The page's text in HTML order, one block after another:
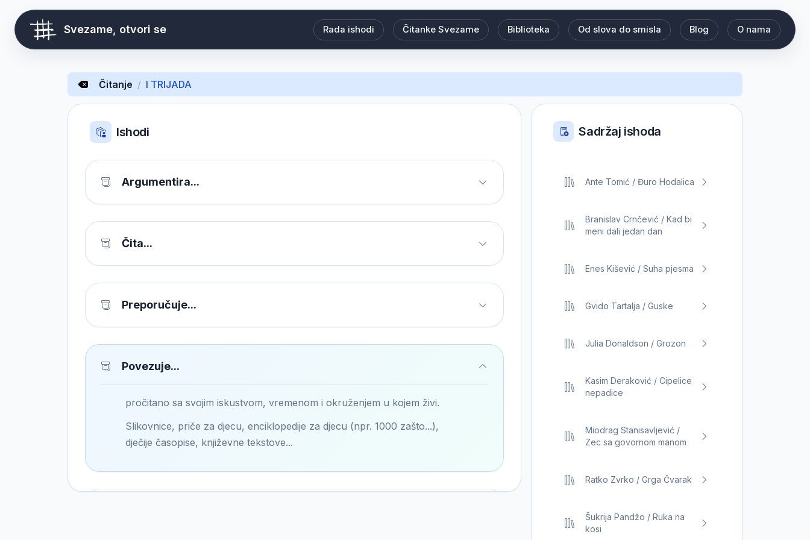
Svezame, otvori se Rada ishodi Čitanke Svezame Biblioteka Od slova do smisla Blog O nama
Čitanje / I TRIJADA
Ishodi
Argumentira...
Čita...
Preporučuje...
Povezuje...
pročitano sa svojim iskustvom, vremenom i okruženjem u kojem živi.
Slikovnice, priče za djecu, enciklopedije za djecu (npr. 1000 zašto...),
dječije časopise, književne tekstove...
Sadržaj ishoda
Ante Tomić / Đuro Hodalica
Branislav Crnčević / Kad bi
meni dali jedan dan
Enes Kišević / Suha pjesma
Gvido Tartalja / Guske
Julia Donaldson / Grozon
Kasim Deraković / Cipelice
nepadice
Miodrag Stanisavljević /
Zec sa govornom manom
Ratko Zvrko / Grga Čvarak
Šukrija Pandžo / Ruka na
kosi